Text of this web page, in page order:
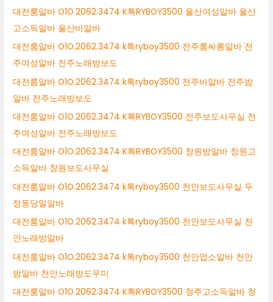
대전룸알바 O1O.2062.3474 K톡RYBOY3500 울산여성알바 울산
고소득알바 울산바알바
대전룸알바 O1O.2062.3474 k톡ryboy3500 전주룸싸롱알바 전
주여성알바 전주노래방보도
대전룸알바 O1O.2062.3474 k톡ryboy3500 전주바알바 전주밤
알바 전주노래방보도
대전룸알바 O1O.2062.3474 K톡RYBOY3500 전주보도사무실 전
주여성알바 전주노래방보도
대전룸알바 O1O.2062.3474 K톡RYBOY3500 창원밤알바 창원고
소득알바 창원보도사무실
대전룸알바 O1O.2062.3474 k톡ryboy3500 천안보도사무실 두
정동당일알바
대전룸알바 O1O.2062.3474 k톡ryboy3500 천안보도사무실 천
안노래방알바
대전룸알바 O1O.2062.3474 k톡ryboy3500 천안업소알바 천안
밤알바 천안노래방도우미
대전룸알바 O1O.2062.3474 K톡RYBOY3500 청주고소득알바 청